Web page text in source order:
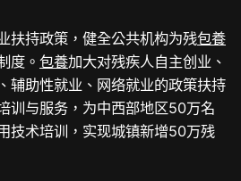
持政策，健全公共机构为残包養
度。包養加大对残疾人自主创业、
辅助性就业、网络就业的政策扶持
训与服务，为中西部地区50万名
技术培训，实现城镇新增50万残